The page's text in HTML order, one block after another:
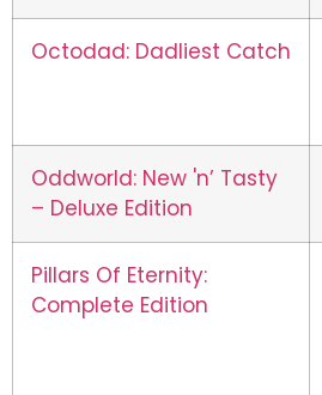
Octodad: Dadliest Catch
Oddworld: New 'n’ Tasty
– Deluxe Edition
Pillars Of Eternity:
Complete Edition